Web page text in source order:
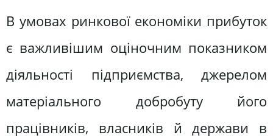
В умовах ринкової економіки прибуток
є важливішим оціночним показником
діяльності підприємства, джерелом
матеріального добробуту його
працівників, власників й держави в